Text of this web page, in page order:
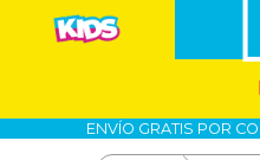
COMO
ENVÍO GRATIS POR